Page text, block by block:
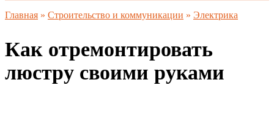
Главная » Строительство и коммуникации » Электрика
Как отремонтировать
люстру своими руками